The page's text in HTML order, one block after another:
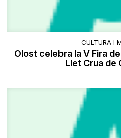
CULTURA I
Olost celebra la V Fira
Llet Crua de